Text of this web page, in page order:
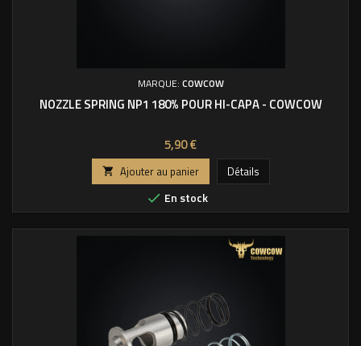
MARQUE: COWCOW
NOZZLE SPRING NP1 180% POUR HI-CAPA - COWCOW
Prix
5,90 €
 Ajouter au panier
Détails
 En stock